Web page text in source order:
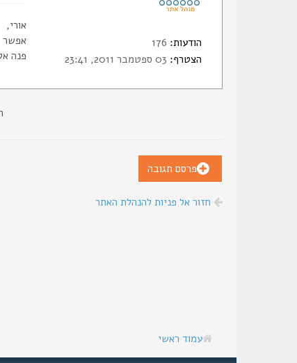
אורי,
אפשר
פנה
הודעות:
הצטרף:
פרסם תגובה
חזור אל פניות להנהלת האתר
עמוד ראשי